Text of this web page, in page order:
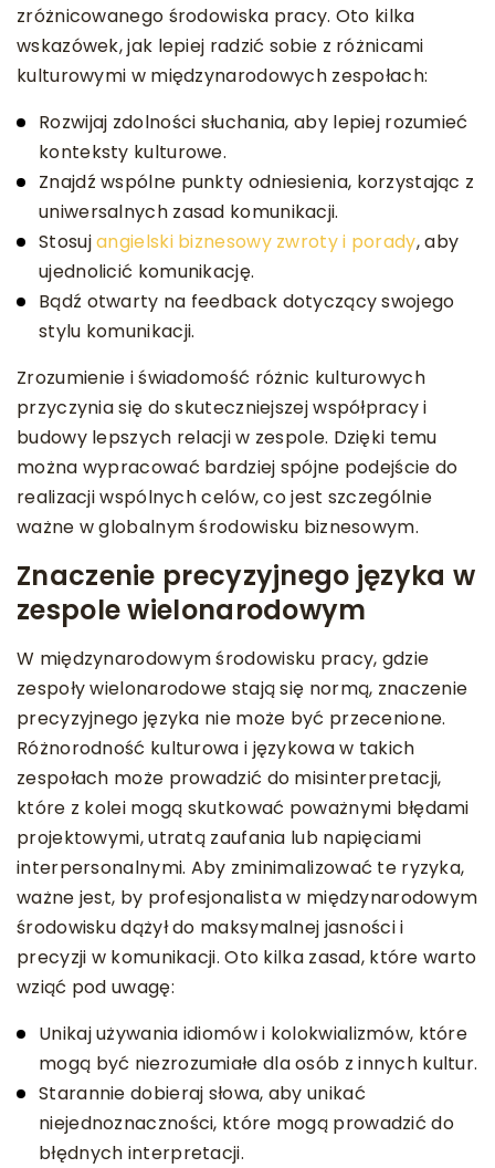
zróżnicowanego środowiska pracy. Oto kilka
wskazówek, jak lepiej radzić sobie z różnicami
kulturowymi w międzynarodowych zespołach:
Rozwijaj zdolności słuchania, aby lepiej rozumieć
konteksty kulturowe.
Znajdź wspólne punkty odniesienia, korzystając z
uniwersalnych zasad komunikacji.
Stosujangielski biznesowy zwroty i porady, aby
ujednolicić komunikację.
Bądź otwarty na feedback dotyczący swojego
stylu komunikacji.
Zrozumienie i świadomość różnic kulturowych
przyczynia się do skuteczniejszej współpracy i
budowy lepszych relacji w zespole. Dzięki temu
można wypracować bardziej spójne podejście do
realizacji wspólnych celów, co jest szczególnie
ważne w globalnym środowisku biznesowym.
Znaczenie precyzyjnego języka w
zespole wielonarodowym
W międzynarodowym środowisku pracy, gdzie
zespoły wielonarodowe stają się normą, znaczenie
precyzyjnego języka nie może być przecenione.
Różnorodność kulturowa i językowa w takich
zespołach może prowadzić do misinterpretacji,
które z kolei mogą skutkować poważnymi błędami
projektowymi, utratą zaufania lub napięciami
interpersonalnymi. Aby zminimalizować te ryzyka,
ważne jest, by profesjonalista w międzynarodowym
środowisku dążył do maksymalnej jasności i
precyzji w komunikacji. Oto kilka zasad, które warto
wziąć pod uwagę:
Unikaj używania idiomów i kolokwializmów, które
mogą być niezrozumiałe dla osób z innych kultur.
Starannie dobieraj słowa, aby unikać
niejednoznaczności, które mogą prowadzić do
błędnych interpretacji.